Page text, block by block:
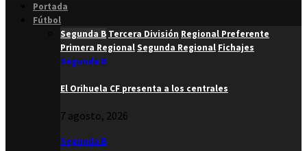
Portada
Fútbol
Segunda B Tercera División Regional Preferente
Primera RegionalSegunda Regional Fichajes
Segunda B
El Orihuela CF presenta a los centrales
7 agosto, 2026
Segunda B